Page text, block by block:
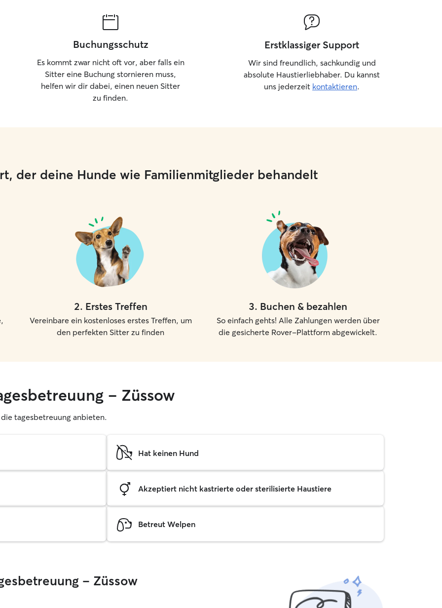
Buchungsschutz
Es kommt zwar nicht oft vor, aber falls ein
Sitter eine Buchung stornieren muss,
helfen wir dir dabei, einen neuen Sitter
zu finden.
Erstklassiger Support
Wir sind freundlich, sachkundig und
absolute Haustierliebhaber. Du kannst
uns jederzeit kontaktieren.
der deine Hunde wie Familienmitglieder behandelt
2. Erstes Treffen
Vereinbare ein kostenloses erstes Treffen, um
den perfekten Sitter zu finden
3. Buchen & bezahlen
So einfach gehts! Alle Zahlungen werden über
die gesicherte Rover-Plattform abgewickelt.
– Züssow
tagesbetreuung anbieten.
Hat keinen Hund
Akzeptiert nicht kastrierte oder sterilisierte Haustiere
Betreut Welpen
– Züssow